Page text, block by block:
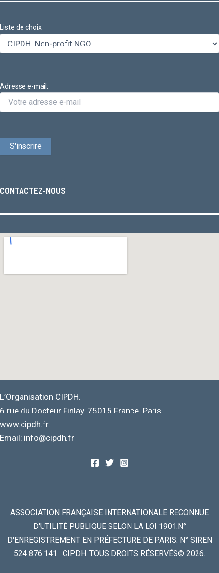
Liste de choix
Adresse e-mail:
CONTACTEZ-NOUS
L’Organisation CIPDH.
6 rue du Docteur Finlay. 75015 France. Paris.
www.cipdh.fr.
Email: info@cipdh.fr
ASSOCIATION FRANÇAISE INTERNATIONALE RECONNUE
D'UTILITÉ PUBLIQUE SELON LA LOI 1901.N°
D'ENREGISTREMENT EN PRÉFECTURE DE PARIS. N° SIREN
524 876 141. CIPDH. TOUS DROITS RÉSERVÉS© 2026.